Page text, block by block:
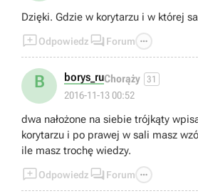
Dzięki. Gdzie w korytarzu i w której
Odpowiedz  Forum 
B borys_ruChorąży 31
2016-11-13 00:52
dwa nałożone na siebie trójkąty
korytarzu i po prawej w sali masz
ile masz trochę wiedzy.
Odpowiedz  Forum 